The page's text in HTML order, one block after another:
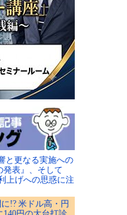
と更なる実施への
発表』、そして
上げへの思惑に注
!? 米ドル高・円